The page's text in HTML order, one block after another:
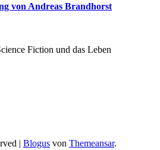
von Andreas Brandhorst
Fiction und das Leben
| Blogus von Themeansar.